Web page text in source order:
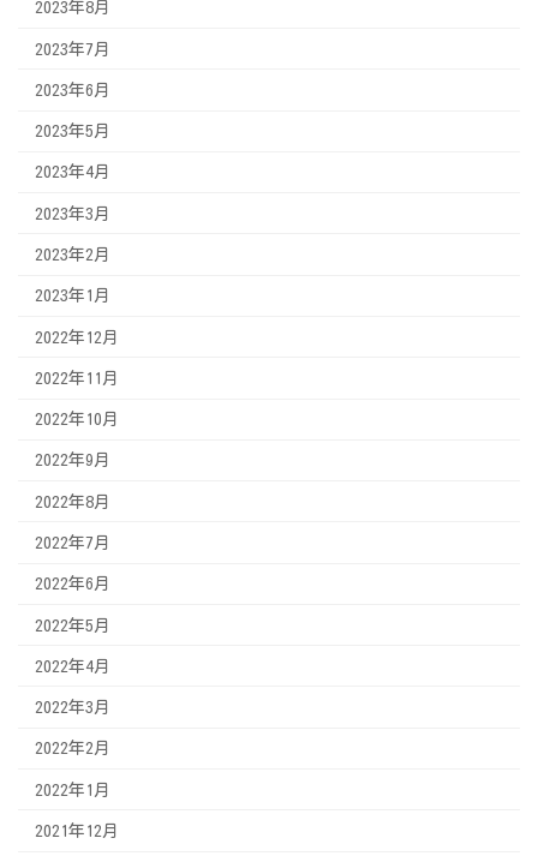
2023年8月
2023年7月
2023年6月
2023年5月
2023年4月
2023年3月
2023年2月
2023年1月
2022年12月
2022年11月
2022年10月
2022年9月
2022年8月
2022年7月
2022年6月
2022年5月
2022年4月
2022年3月
2022年2月
2022年1月
2021年12月